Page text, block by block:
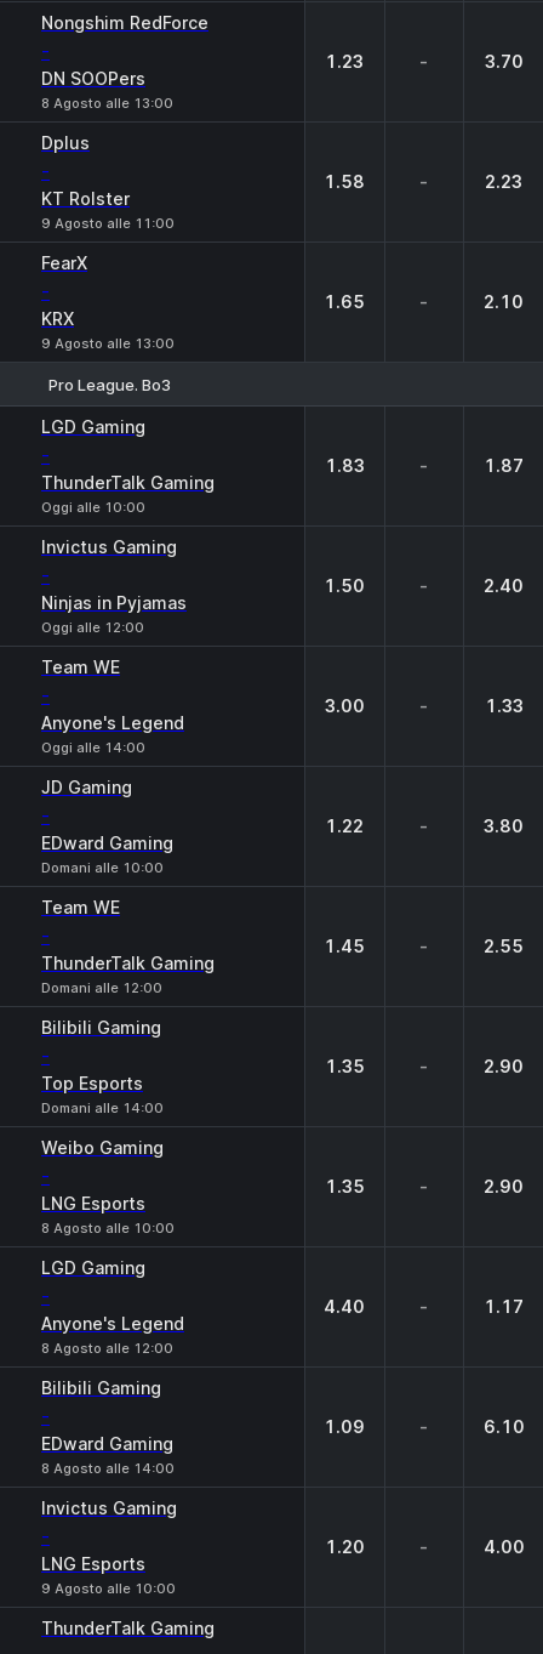
Nongshim RedForce
-
DN SOOPers
8 Agosto alle 13:00
1.23 - 3.70
Dplus
-
KT Rolster
9 Agosto alle 11:00
1.58 - 2.23
FearX
-
KRX
9 Agosto alle 13:00
1.65 - 2.10
Pro League. Bo3
LGD Gaming
-
ThunderTalk Gaming
Oggi alle 10:00
1.83 - 1.87
Invictus Gaming
-
Ninjas in Pyjamas
Oggi alle 12:00
1.50 - 2.40
Team WE
-
Anyone's Legend
Oggi alle 14:00
3.00 - 1.33
JD Gaming
-
EDward Gaming
Domani alle 10:00
1.22 - 3.80
Team WE
-
ThunderTalk Gaming
Domani alle 12:00
1.45 - 2.55
Bilibili Gaming
-
Top Esports
Domani alle 14:00
1.35 - 2.90
Weibo Gaming
-
LNG Esports
8 Agosto alle 10:00
1.35 - 2.90
LGD Gaming
-
Anyone's Legend
8 Agosto alle 12:00
4.40 - 1.17
Bilibili Gaming
-
EDward Gaming
8 Agosto alle 14:00
1.09 - 6.10
Invictus Gaming
-
LNG Esports
9 Agosto alle 10:00
1.20 - 4.00
ThunderTalk Gaming